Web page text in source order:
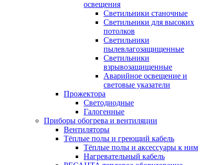
освещения
Светильники станочные
Светильники для высоких
потолков
Светильники
пылевлагозащищенные
Светильники
взрывозащищенные
Аварийное освещение и
световые указатели
Прожектора
Светодиодные
Галогенные
Приборы обогрева и вентиляции
Вентиляторы
Тёплые полы и греющий кабель
Тёплые полы и аксессуары к ним
Нагревательный кабель